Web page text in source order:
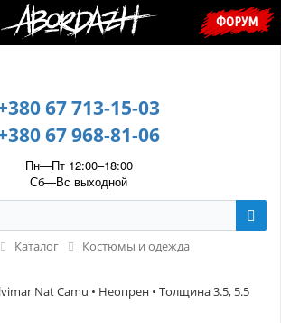
станом, прохання уточнювати ціну та
наявність у менеджера. 🇺🇦
67 713-15-03
67 968-81-06
Пн—Пт 12:00–18:00
Сб—Вс выходной
ФОРУМ
Каталог
Костюмы и одежда
Nat Camu • Неопрен • Толщина 3.5, 5.5